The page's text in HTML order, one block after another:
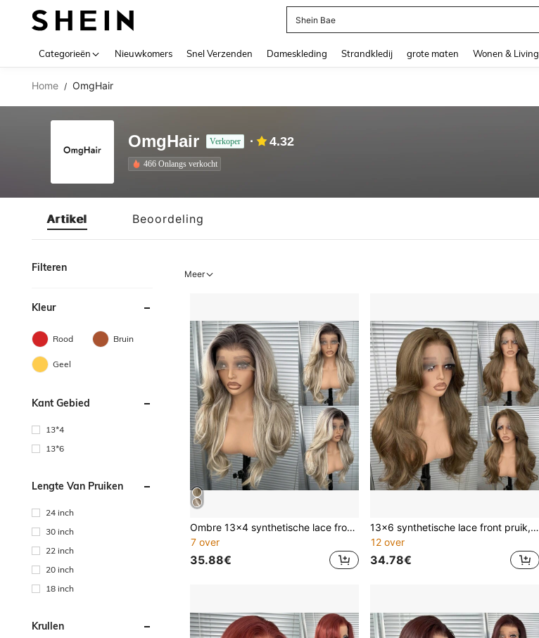
Shein Bae
Categorieën Nieuwkomers Snel Verzenden Dameskleding Strandkledij grote maten Wonen & Living
Home / OmgHair
OmgHair Verkoper 4.32
466 Onlangs verkocht
Artikel Beoordeling
Filteren
Kleur
Rood Bruin
Geel
Kant Gebied
13*4
13*6
Lengte Van Pruiken
24 inch
30 inch
22 inch
20 inch
18 inch
Krullen
Meer
Ombre 13x4 synthetische lace front pruiken voor dames 22 inch lang golvend body wave lijmloze hittebestendige synthetische haarpruiken vrije scheiding 150% dichtheid voor dagelijks gebruik natuurlijk ogende zachte synthetische pruiken eenvoudig te installeren en af te nemen voor beginners
7 over
35.88€
13x6 synthetische lace front pruik, 56 cm lang, golvend en krullend, geen lijm nodig, gemaakt van Kanekalon-vezel, hittebestendig, vrije scheiding, 150% dichtheid, hoge definitie transparant, gemakkelijk te dragen, hittebestendige vezel, geschikt voor dagelijks gebruik, feestjes, vakanties en andere gelegenheden.
12 over
34.78€